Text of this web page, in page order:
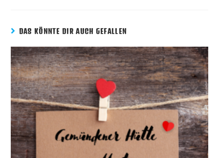
DAS KÖNNTE DIR AUCH GEFALLEN